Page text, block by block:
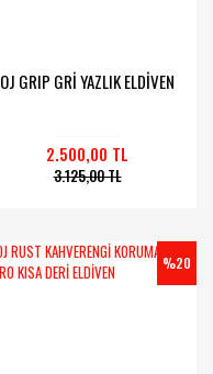
OJ GRIP GRİ YAZLIK ELDİVEN
2.500,00 TL
3.125,00 TL
%20